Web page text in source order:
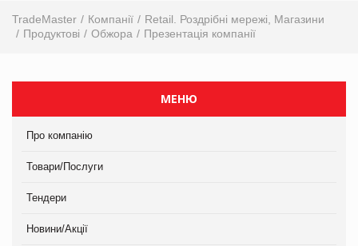
TradeMaster Компанії
Retail. Роздрібні мережі, Магазини
Продуктові
Обжора Презентація компанії
МЕНЮ
Про компанію
Товари/Послуги
Тендери
Новини/Акції